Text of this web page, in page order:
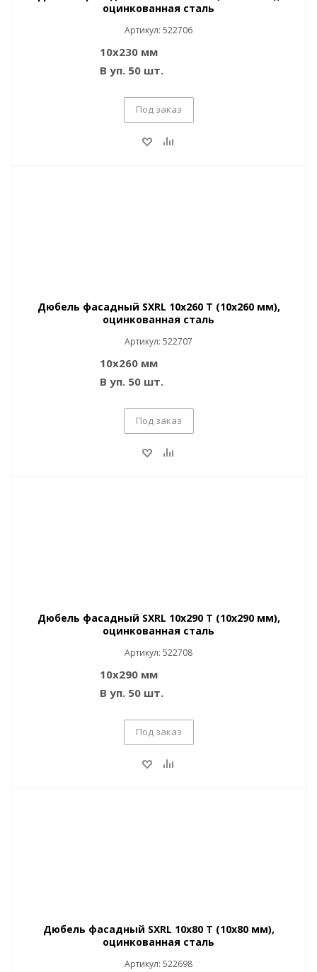
оцинкованная сталь
Артикул: 522706
10x230 мм
В уп. 50 шт.
Под заказ
Дюбель фасадный SXRL 10x260 T (10x260 мм),
оцинкованная сталь
Артикул: 522707
10x260 мм
В уп. 50 шт.
Под заказ
Дюбель фасадный SXRL 10x290 T (10x290 мм),
оцинкованная сталь
Артикул: 522708
10x290 мм
В уп. 50 шт.
Под заказ
Дюбель фасадный SXRL 10x80 T (10x80 мм),
оцинкованная сталь
Артикул: 522698